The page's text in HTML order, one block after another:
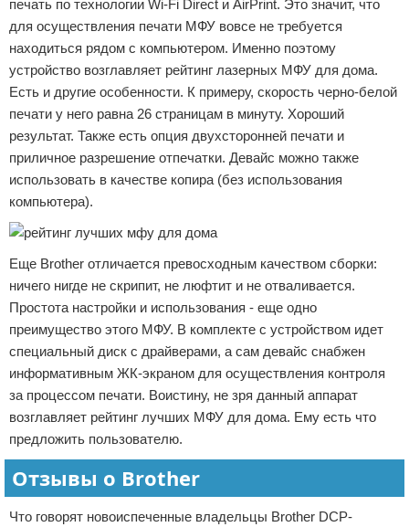
печать по технологии Wi-Fi Direct и AirPrint. Это значит, что
для осуществления печати МФУ вовсе не требуется
находиться рядом с компьютером. Именно поэтому
устройство возглавляет рейтинг лазерных МФУ для дома.
Есть и другие особенности. К примеру, скорость черно-белой
печати у него равна 26 страницам в минуту. Хороший
результат. Также есть опция двухсторонней печати и
приличное разрешение отпечатки. Девайс можно также
использовать в качестве копира (без использования
компьютера).
Еще Brother отличается превосходным качеством сборки:
ничего нигде не скрипит, не люфтит и не отваливается.
Простота настройки и использования - еще одно
преимущество этого МФУ. В комплекте с устройством идет
специальный диск с драйверами, а сам девайс снабжен
информативным ЖК-экраном для осуществления контроля
за процессом печати. Воистину, не зря данный аппарат
возглавляет рейтинг лучших МФУ для дома. Ему есть что
предложить пользователю.
Отзывы о Brother
Что говорят новоиспеченные владельцы Brother DCP-